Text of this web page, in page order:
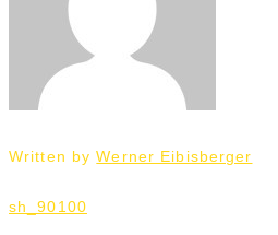
Written byWerner Eibisberger
Beitrags-
Navigation
sh_90100